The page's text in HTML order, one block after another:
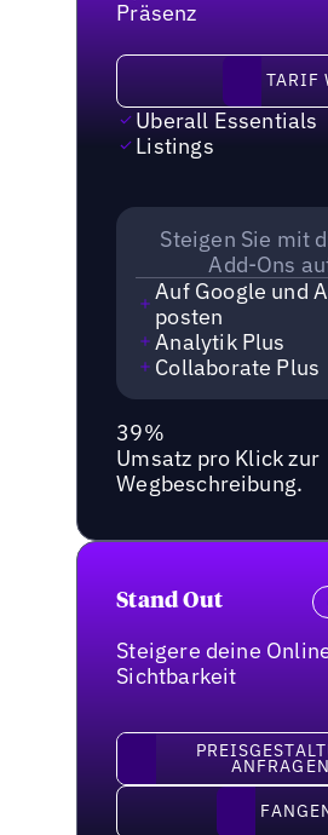
Präsenz
Tarif wählen
TARIF
Uberall Essentials
Listings
Steigen Sie mit
Add-Ons
Auf Google und
posten
Analytik Plus
Collaborate Plus
39%
Umsatz pro Klick zur
Wegbeschreibung.
Stand Out
Steigere deine
Sichtbarkeit
Preisgestaltung
ANFRAGEN
Fangen Sie an